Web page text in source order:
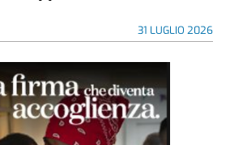
31 LUGLIO 2026